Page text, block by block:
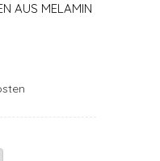
AUS MELAMIN